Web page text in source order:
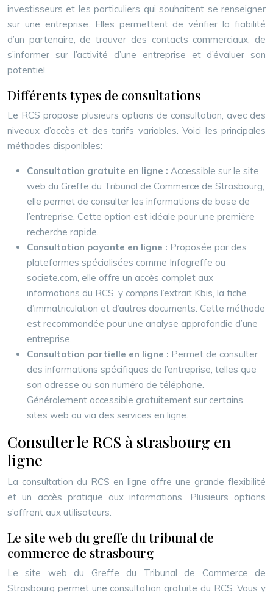
investisseurs et les particuliers qui souhaitent se renseigner
sur une entreprise. Elles permettent de vérifier la fiabilité
d’un partenaire, de trouver des contacts commerciaux, de
s’informer sur l’activité d’une entreprise et d’évaluer son
potentiel.
Différents types de consultations
Le RCS propose plusieurs options de consultation, avec des
niveaux d’accès et des tarifs variables. Voici les principales
méthodes disponibles:
Consultation gratuite en ligne : Accessible sur le site
web du Greffe du Tribunal de Commerce de Strasbourg,
elle permet de consulter les informations de base de
l’entreprise. Cette option est idéale pour une première
recherche rapide.
Consultation payante en ligne : Proposée par des
plateformes spécialisées comme Infogreffe ou
societe.com, elle offre un accès complet aux
informations du RCS, y compris l’extrait Kbis, la fiche
d’immatriculation et d’autres documents. Cette méthode
est recommandée pour une analyse approfondie d’une
entreprise.
Consultation partielle en ligne : Permet de consulter
des informations spécifiques de l’entreprise, telles que
son adresse ou son numéro de téléphone.
Généralement accessible gratuitement sur certains
sites web ou via des services en ligne.
Consulter le RCS à strasbourg en
ligne
La consultation du RCS en ligne offre une grande flexibilité
et un accès pratique aux informations. Plusieurs options
s’offrent aux utilisateurs.
Le site web du greffe du tribunal de
commerce de strasbourg
Le site web du Greffe du Tribunal de Commerce de
Strasbourg permet une consultation gratuite du RCS. Vous y